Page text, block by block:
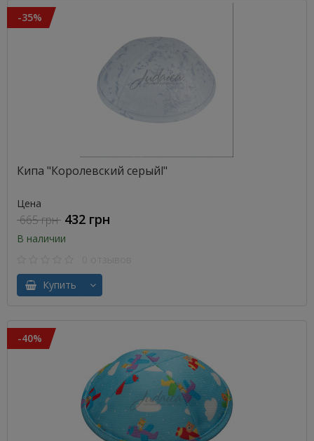
-35%
Кипа "Королевский серыйl"
Цена
665 грн 432 грн
В наличии
Купить
-40%